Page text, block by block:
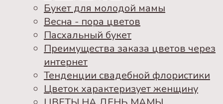
Букет для молодой мамы
Весна - пора цветов
Пасхальный букет
Преимущества заказа цветов через
интернет
Тенденции свадебной флористики
Цветок характеризует женщину